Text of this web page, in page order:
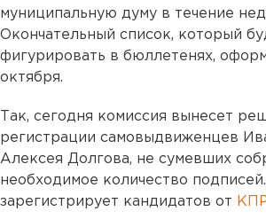
муниципальную думу в течение
Окончательный список, который
фигурировать в бюллетенях,
октября.
Так, сегодня комиссия вынесет
регистрации самовыдвиженцев
Алексея Долгова, не сумевших
необходимое количество
зарегистрирует кандидатов от